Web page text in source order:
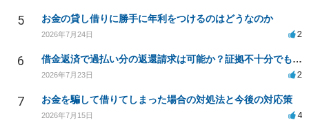
5 お金の貸し借りに勝手に年利をつけるのはどうなのか
2026年7月24日 2
6 借金返済で過払い分の返還請求は可能か？証拠不十分でも弁護士に相談したい
2026年7月23日 2
7 お金を騙して借りてしまった場合の対処法と今後の対応策
2026年7月15日 4